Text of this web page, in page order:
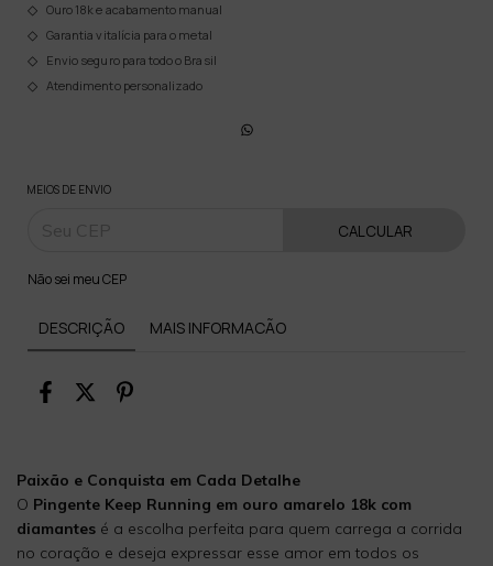
Ouro 18k e acabamento manual
Garantia vitalícia para o metal
Envio seguro para todo o Brasil
Atendimento personalizado
MEIOS DE ENVIO
CALCULAR
Não sei meu CEP
DESCRIÇÃO MAIS INFORMACÃO
Paixão e Conquista em Cada Detalhe
O Pingente Keep Running em ouro amarelo 18k com
diamantes é a escolha perfeita para quem carrega a corrida
no coração e deseja expressar esse amor em todos os